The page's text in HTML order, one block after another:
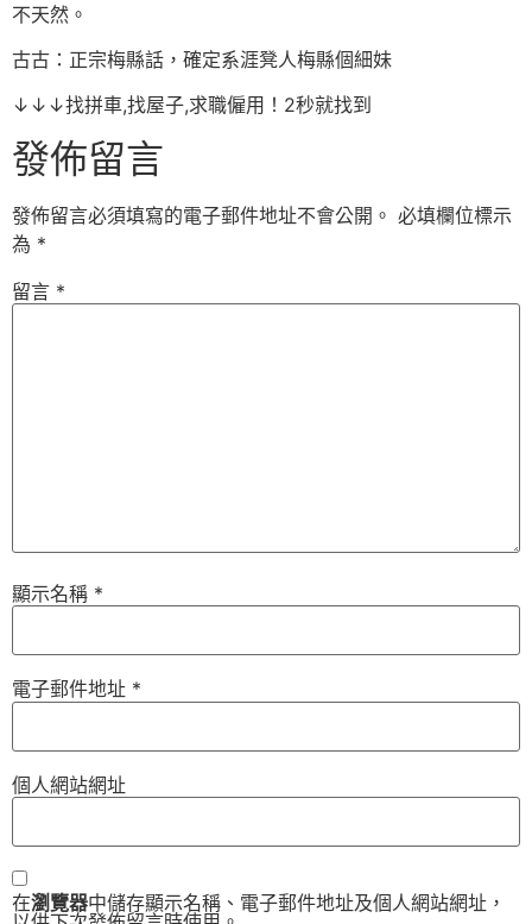
不天然。
古古：正宗梅縣話，確定系涯凳人梅縣個細妹
↓↓↓找拼車,找屋子,求職僱用！2秒就找到
發佈留言
發佈留言必須填寫的電子郵件地址不會公開。 必填欄位標示
為 *
留言 *
顯示名稱 *
電子郵件地址 *
個人網站網址
在瀏覽器中儲存顯示名稱、電子郵件地址及個人網站網址，